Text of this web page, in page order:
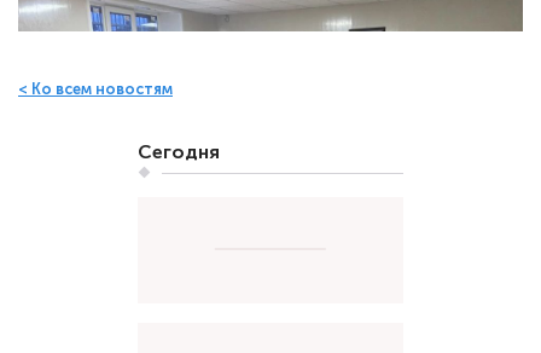
< Ко всем новостям
Сегодня